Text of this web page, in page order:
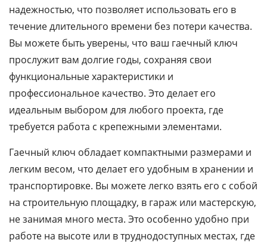
надежностью, что позволяет использовать его в
течение длительного времени без потери качества.
Вы можете быть уверены, что ваш гаечный ключ
прослужит вам долгие годы, сохраняя свои
функциональные характеристики и
профессиональное качество. Это делает его
идеальным выбором для любого проекта, где
требуется работа с крепежными элементами.
Гаечный ключ обладает компактными размерами и
легким весом, что делает его удобным в хранении и
транспортировке. Вы можете легко взять его с собой
на строительную площадку, в гараж или мастерскую,
не занимая много места. Это особенно удобно при
работе на высоте или в труднодоступных местах, где